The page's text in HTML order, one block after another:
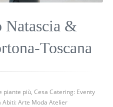
&
Toscana
piante più, Cesa Catering: Eventy
Abiti: Arte Moda Atelier